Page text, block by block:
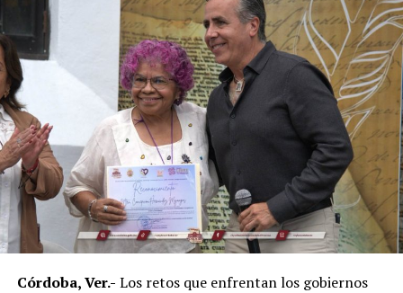
Explicó que de los participantes serán seleccionados
alrededor de 40 atletas que representarán a México en
el campeonato mundial programado para noviembre en
Georgia, por lo que el torneo en Córdoba también
funciona como una de las principales etapas para
conformar al equipo nacional.
Marroquín destacó el desempeño que ha tenido México
en competencias internacionales de artes marciales
mixtas y sostuvo que el país se ha consolidado como una
de las principales potencias del continente americano
en esta disciplina.
De acuerdo con el dirigente deportivo, México ha
Córdoba, Ver.- Los retos que enfrentan los gobiernos